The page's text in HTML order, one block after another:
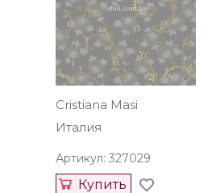
Cristiana Masi
Италия
Артикул: 327029
Купить